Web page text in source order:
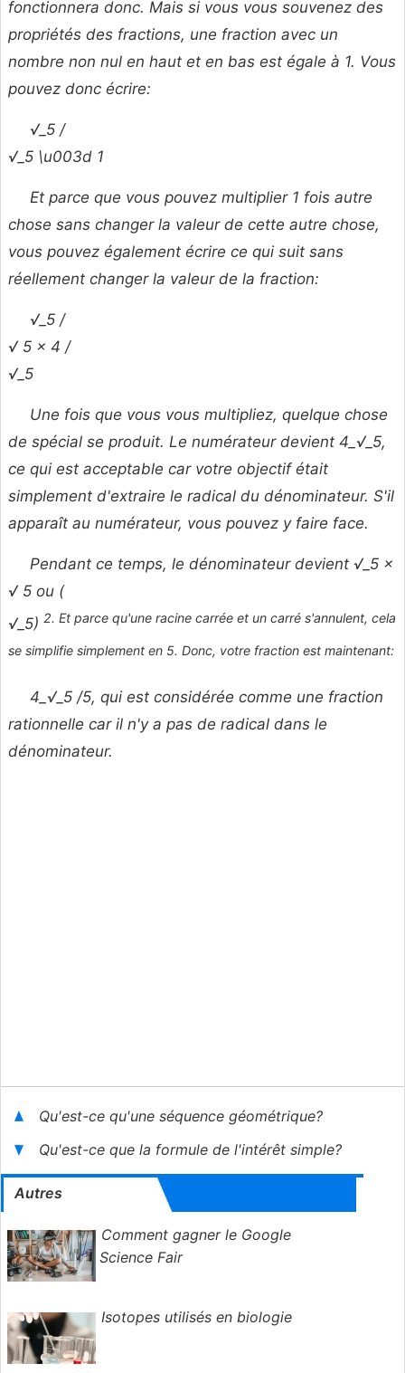
fonctionnera donc. Mais si vous vous souvenez des
propriétés des fractions, une fraction avec un
nombre non nul en haut et en bas est égale à 1. Vous
pouvez donc écrire:
√_5 /
√_5 \u003d 1
Et parce que vous pouvez multiplier 1 fois autre
chose sans changer la valeur de cette autre chose,
vous pouvez également écrire ce qui suit sans
réellement changer la valeur de la fraction:
√_5 /
√ 5 × 4 /
√_5
Une fois que vous vous multipliez, quelque chose
de spécial se produit. Le numérateur devient 4_√_5,
ce qui est acceptable car votre objectif était
simplement d'extraire le radical du dénominateur. S'il
apparaît au numérateur, vous pouvez y faire face.
Pendant ce temps, le dénominateur devient √_5 ×
√ 5 ou (
√_5) 2. Et parce qu'une racine carrée et un carré s'annulent, cela
se simplifie simplement en 5. Donc, votre fraction est maintenant:
4_√_5 /5, qui est considérée comme une fraction
rationnelle car il n'y a pas de radical dans le
dénominateur.
Qu'est-ce qu'une séquence géométrique?
Qu'est-ce que la formule de l'intérêt simple?
Autres
Comment gagner le Google
Science Fair
Isotopes utilisés en biologie